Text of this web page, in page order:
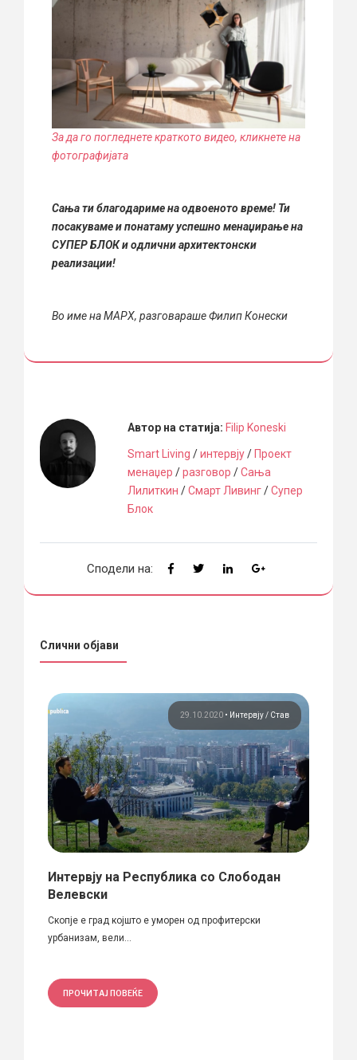
За да го погледнете краткото видео, кликнете на
фотографијата
Сања ти благодариме на одвоеното време! Ти
посакуваме и понатаму успешно менаџирање на
СУПЕР БЛОК и одлични архитектонски
реализации!
Во име на МАРХ, разговараше Филип Конески
Автор на статија: Filip Koneski
Smart Living /интервју/ Проект
менаџер /разговор /Сања
Лилиткин /Смарт Ливинг/Супер
Блок
Сподели на:
Слични објави
29.10.2020 • Интервју Став
Интервју на Республика со Слободан
Велевски
Скопје е град којшто е уморен од профитерски
урбанизам, вели...
ПРОЧИТАЈ ПОВЕЌЕ